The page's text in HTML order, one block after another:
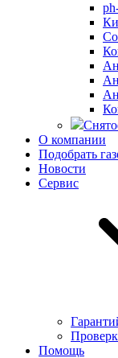
О компании
Подобрать
Новости
Сервис
Помощь